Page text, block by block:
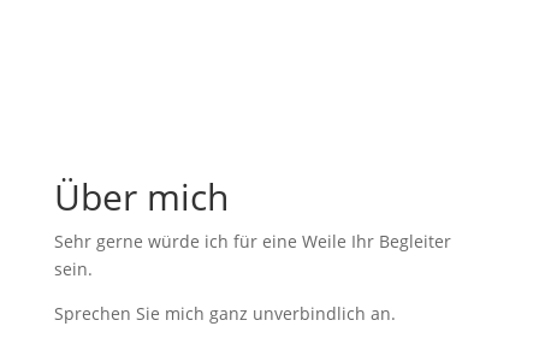
Über mich
Sehr gerne würde ich für eine Weile Ihr Begleiter
sein.
Sprechen Sie mich ganz unverbindlich an.